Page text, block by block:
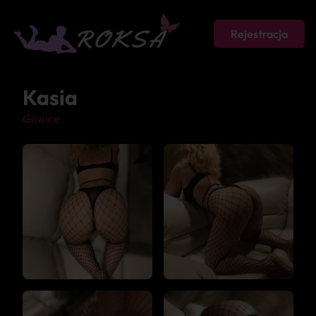
Rejestracja
Kasia
Gliwice